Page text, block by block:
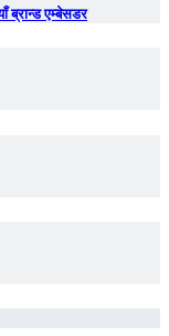
ब्रान्ड एम्बेसडर